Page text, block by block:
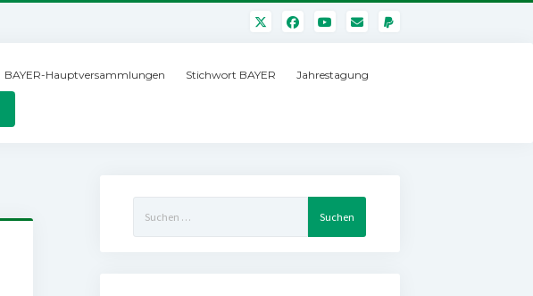
BAYER-Hauptversammlungen Stichwort BAYER Jahrestagung
nach: